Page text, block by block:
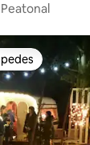
Peatonal